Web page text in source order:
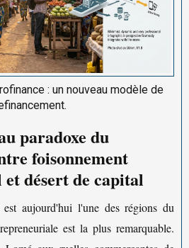
: un nouveau modèle de
paradoxe du
foisonnement
désert de capital
aujourd'hui l'une des régions du
est la plus remarquable.